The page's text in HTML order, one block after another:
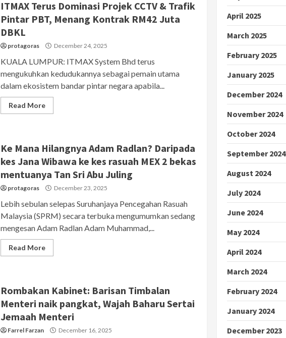
ITMAX Terus Dominasi Projek CCTV & Trafik
Pintar PBT, Menang Kontrak RM42 Juta
DBKL
protagoras December 24, 2025
KUALA LUMPUR: ITMAX System Bhd terus
mengukuhkan kedudukannya sebagai pemain utama
dalam ekosistem bandar pintar negara apabila...
Read More
Ke Mana Hilangnya Adam Radlan? Daripada
kes Jana Wibawa ke kes rasuah MEX 2 bekas
mentuanya Tan Sri Abu Juling
protagoras December 23, 2025
Lebih sebulan selepas Suruhanjaya Pencegahan Rasuah
Malaysia (SPRM) secara terbuka mengumumkan sedang
mengesan Adam Radlan Adam Muhammad,...
Read More
Rombakan Kabinet: Barisan Timbalan
Menteri naik pangkat, Wajah Baharu Sertai
Jemaah Menteri
Farrel Farzan December 16, 2025
April 2025
March 2025
February 2025
January 2025
December 2024
November 2024
October 2024
September 2024
August 2024
July 2024
June 2024
May 2024
April 2024
March 2024
February 2024
January 2024
December 2023